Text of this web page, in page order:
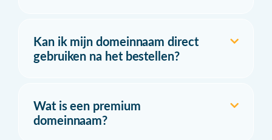
Kan ik mijn domeinnaam direct
gebruiken na het bestellen?
Wat is een premium
domeinnaam?